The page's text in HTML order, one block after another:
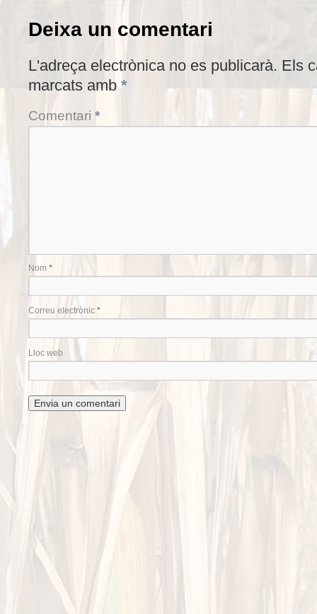
Deixa un comentari
L'adreça electrònica no es publicarà. Els
marcats amb *
Comentari *
Nom *
Correu electrònic *
Lloc web